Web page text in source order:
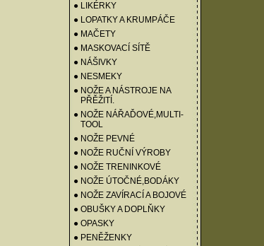
● LIKÉRKY
● LOPATKY A KRUMPÁČE
● MAČETY
● MASKOVACÍ SÍTĚ
● NÁŠIVKY
● NESMEKY
● NOŽE A NÁSTROJE NA
PŘĚŽITÍ.
● NOŽE NÁŘAĎOVÉ,MULTI-
TOOL
● NOŽE PEVNÉ
● NOŽE RUČNÍ VÝROBY
● NOŽE TRENINKOVÉ
● NOŽE ÚTOČNÉ,BODÁKY
● NOŽE ZAVÍRACÍ A BOJOVÉ
● OBUŠKY A DOPLŇKY
● OPASKY
● PENĚŽENKY